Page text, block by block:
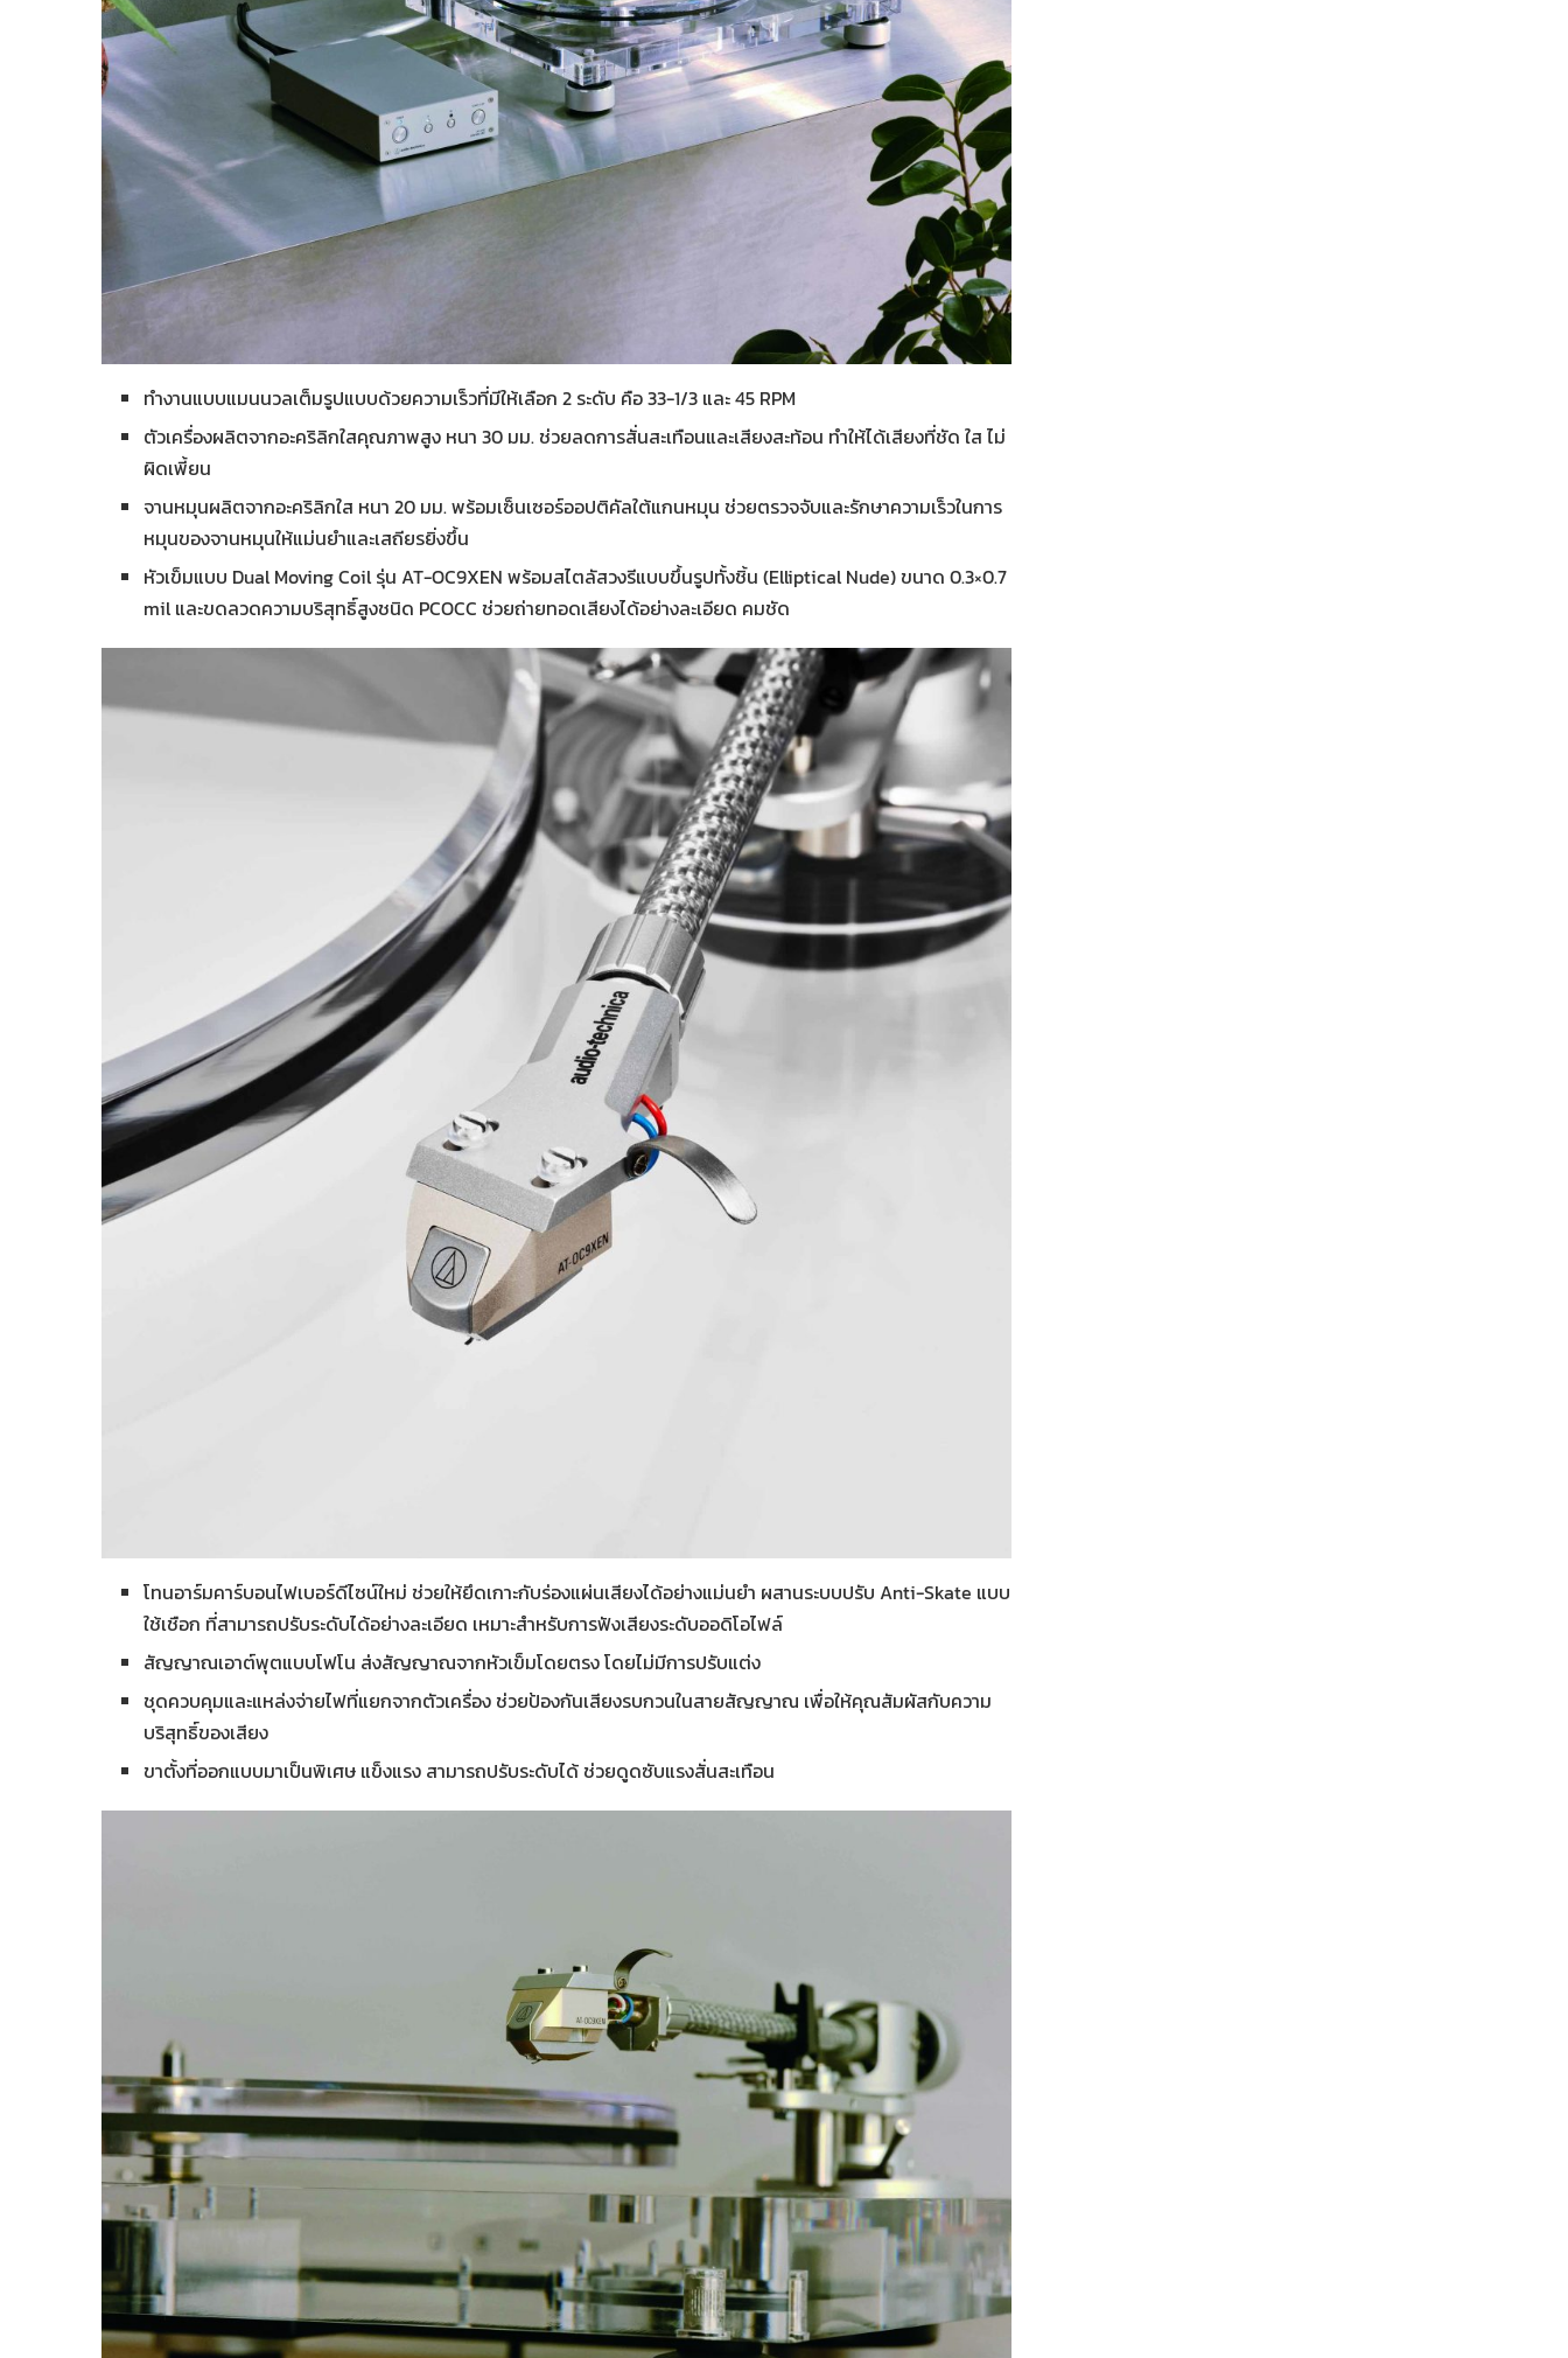
ทำงานแบบแมนนวลเต็มรูปแบบด้วยความเร็วที่มีให้เลือก 2 ระดับ คือ 33-1/3 และ 45 RPM
ตัวเครื่องผลิตจากอะคริลิกใสคุณภาพสูง หนา 30 มม. ช่วยลดการสั่นสะเทือนและเสียงสะท้อน ทำให้ได้เสียงที่ชัด ใส ไม่
ผิดเพี้ยน
จานหมุนผลิตจากอะคริลิกใส หนา 20 มม. พร้อมเซ็นเซอร์ออปติคัลใต้แกนหมุน ช่วยตรวจจับและรักษาความเร็วในการ
หมุนของจานหมุนให้แม่นยำและเสถียรยิ่งขึ้น
หัวเข็มแบบ Dual Moving Coil รุ่น AT-OC9XEN พร้อมสไตลัสวงรีแบบขึ้นรูปทั้งชิ้น (Elliptical Nude) ขนาด 0.3×0.7
mil และขดลวดความบริสุทธิ์สูงชนิด PCOCC ช่วยถ่ายทอดเสียงได้อย่างละเอียด คมชัด
โทนอาร์มคาร์บอนไฟเบอร์ดีไซน์ใหม่ ช่วยให้ยึดเกาะกับร่องแผ่นเสียงได้อย่างแม่นยำ ผสานระบบปรับ Anti-Skate แบบ
ใช้เชือก ที่สามารถปรับระดับได้อย่างละเอียด เหมาะสำหรับการฟังเสียงระดับออดิโอไฟล์
สัญญาณเอาต์พุตแบบโฟโน ส่งสัญญาณจากหัวเข็มโดยตรง โดยไม่มีการปรับแต่ง
ชุดควบคุมและแหล่งจ่ายไฟที่แยกจากตัวเครื่อง ช่วยป้องกันเสียงรบกวนในสายสัญญาณ เพื่อให้คุณสัมผัสกับความ
บริสุทธิ์ของเสียง
ขาตั้งที่ออกแบบมาเป็นพิเศษ แข็งแรง สามารถปรับระดับได้ ช่วยดูดซับแรงสั่นสะเทือน